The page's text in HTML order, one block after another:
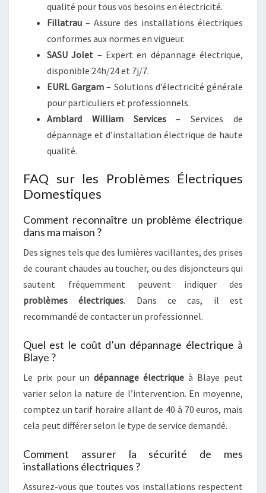
qualité pour tous vos besoins en électricité.
Fillatrau – Assure des installations électriques
conformes aux normes en vigueur.
SASU Jolet – Expert en dépannage électrique,
disponible 24h/24 et 7j/7.
EURL Gargam – Solutions d’électricité générale
pour particuliers et professionnels.
Amblard William Services– Services de
dépannage et d’installation électrique de haute
qualité.
FAQ sur les Problèmes Électriques
Domestiques
Comment reconnaître un problème électrique
dans ma maison ?
Des signes tels que des lumières vacillantes, des prises
de courant chaudes au toucher, ou des disjoncteurs qui
sautent fréquemment peuvent indiquer des
problèmes électriques. Dans ce cas, il est
recommandé de contacter un professionnel.
Quel est le coût d’un dépannage électrique à
Blaye ?
Le prix pour un dépannage électrique à Blaye peut
varier selon la nature de l’intervention. En moyenne,
comptez un tarif horaire allant de 40 à 70 euros, mais
cela peut différer selon le type de service demandé.
Comment assurer la sécurité de mes
installations électriques ?
Assurez-vous que toutes vos installations respectent